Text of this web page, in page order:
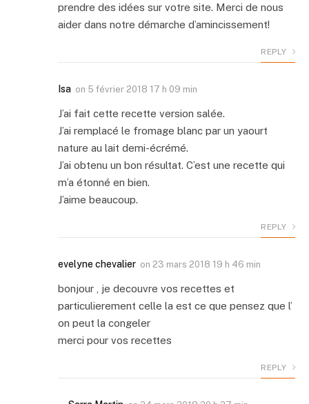
prendre des idées sur votre site. Merci de nous
aider dans notre démarche d’amincissement!
REPLY
Isa on 5 février 2018 17 h 09 min
J’ai fait cette recette version salée.
J’ai remplacé le fromage blanc par un yaourt
nature au lait demi-écrémé.
J’ai obtenu un bon résultat. C’est une recette qui
m’a étonné en bien.
J’aime beaucoup.
REPLY
evelyne chevalier on 23 mars 2018 19 h 46 min
bonjour , je decouvre vos recettes et
particulierement celle la est ce que pensez que l’
on peut la congeler
merci pour vos recettes
REPLY